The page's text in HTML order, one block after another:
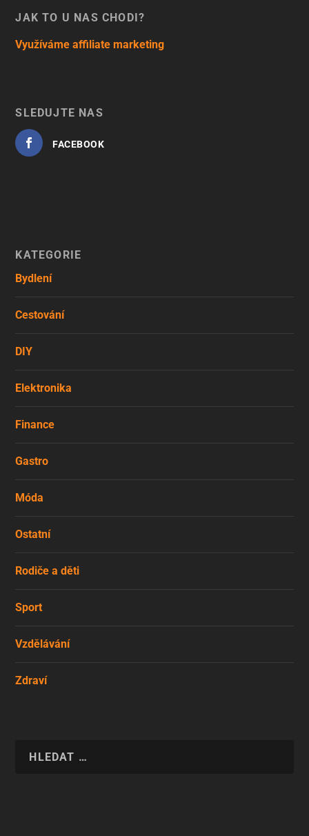
JAK TO U NÁS CHODÍ?
Využíváme affiliate marketing
SLEDUJTE NÁS
FACEBOOK
KATEGORIE
Bydlení
Cestování
DIY
Elektronika
Finance
Gastro
Móda
Ostatní
Rodiče a děti
Sport
Vzdělávání
Zdraví